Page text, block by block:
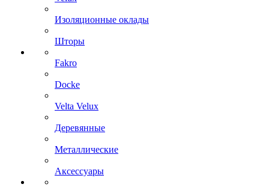
Изоляционные оклады
Шторы
Fakro
Docke
Velta Velux
Деревянные
Металлические
Аксессуары